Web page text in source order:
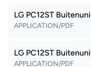
LG PC12ST
APPLICATION/PDF
LG PC12ST
APPLICATION/PDF